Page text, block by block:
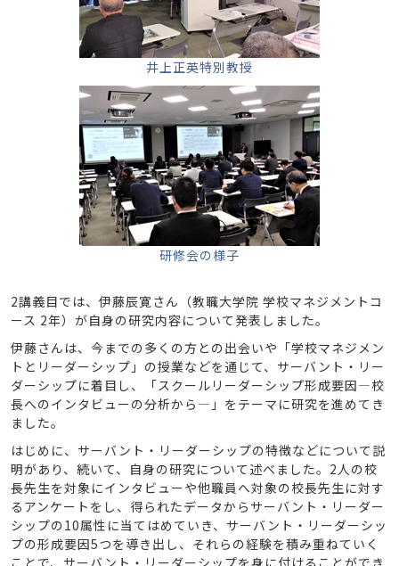
井上正英特別教授
研修会の様子
2講義目では、伊藤辰寛さん（教職大学院 学校マネジメントコ
ース 2年）が自身の研究内容について発表しました。
伊藤さんは、今までの多くの方との出会いや「学校マネジメン
トとリーダーシップ」の授業などを通じて、サーバント・リー
ダーシップに着目し、「スクールリーダーシップ形成要因―校
長へのインタビューの分析から―」をテーマに研究を進めてき
ました。
はじめに、サーバント・リーダーシップの特徴などについて説
明があり、続いて、自身の研究について述べました。2人の校
長先生を対象にインタビューや他職員へ対象の校長先生に対す
るアンケートをし、得られたデータからサーバント・リーダー
シップの10属性に当てはめていき、サーバント・リーダーシッ
プの形成要因5つを導き出し、それらの経験を積み重ねていく
ことで、サーバント・リーダーシップを身に付けることができ